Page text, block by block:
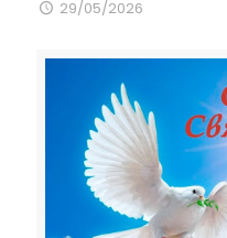
29/05/2026